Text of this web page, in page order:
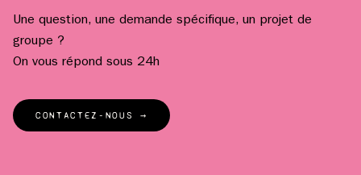
Une question, une demande spécifique, un projet de
groupe ?
On vous répond sous 24h
CONTACTEZ-NOUS →